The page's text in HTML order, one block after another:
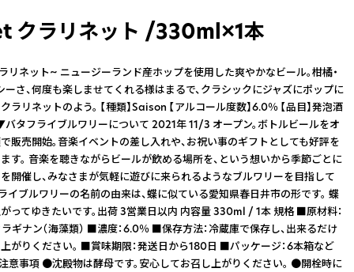
クラリネット /330ml×1本
ネット~ ニュージーランド産ホップを使用した爽やかなビール。柑橘・
ーさ、何度も楽しませてくれる様はまるで、クラシックにジャズにポップに
ラリネットのよう。 【種類】Saison 【アルコール度数】6.0％ 【品目】発泡酒
バタフライブルワリーについて 2021年 11/3 オープン。ボトルビールをオ
販売開始。音楽イベントの差し入れや、お祝い事のギフトとしても好評を
す。 音楽を聴きながらビールが飲める場所を、という想いから季節ごとに
開催し、みなさまが気軽に遊びに来られるようなブルワリーを目指して
イブルワリーの名前の由来は、蝶に似ている愛知県春日井市の形です。 蝶
ってゆきたいです。出荷 3営業日以内 内容量 330ml / 1本 規格 ■原材料：
ラギナン（海藻類） ■濃度：6.0％ ■保存方法：冷蔵庫で保存し、出来るだけ
がりください。 ■賞味期限：発送日から180日 ■パッケージ：6本箱など
意事項 ●沈殿物は酵母です。安心してお召し上がりください。 ●開栓時に